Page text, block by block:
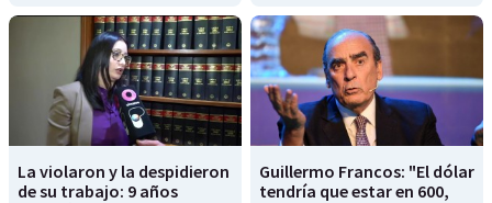
La violaron y la despidieron
de su trabajo: 9 años
Guillermo Francos: "El dólar
tendría que estar en 600,